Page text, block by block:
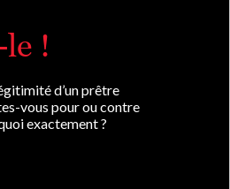
!
d’un prêtre
vous pour ou contre
exactement ?